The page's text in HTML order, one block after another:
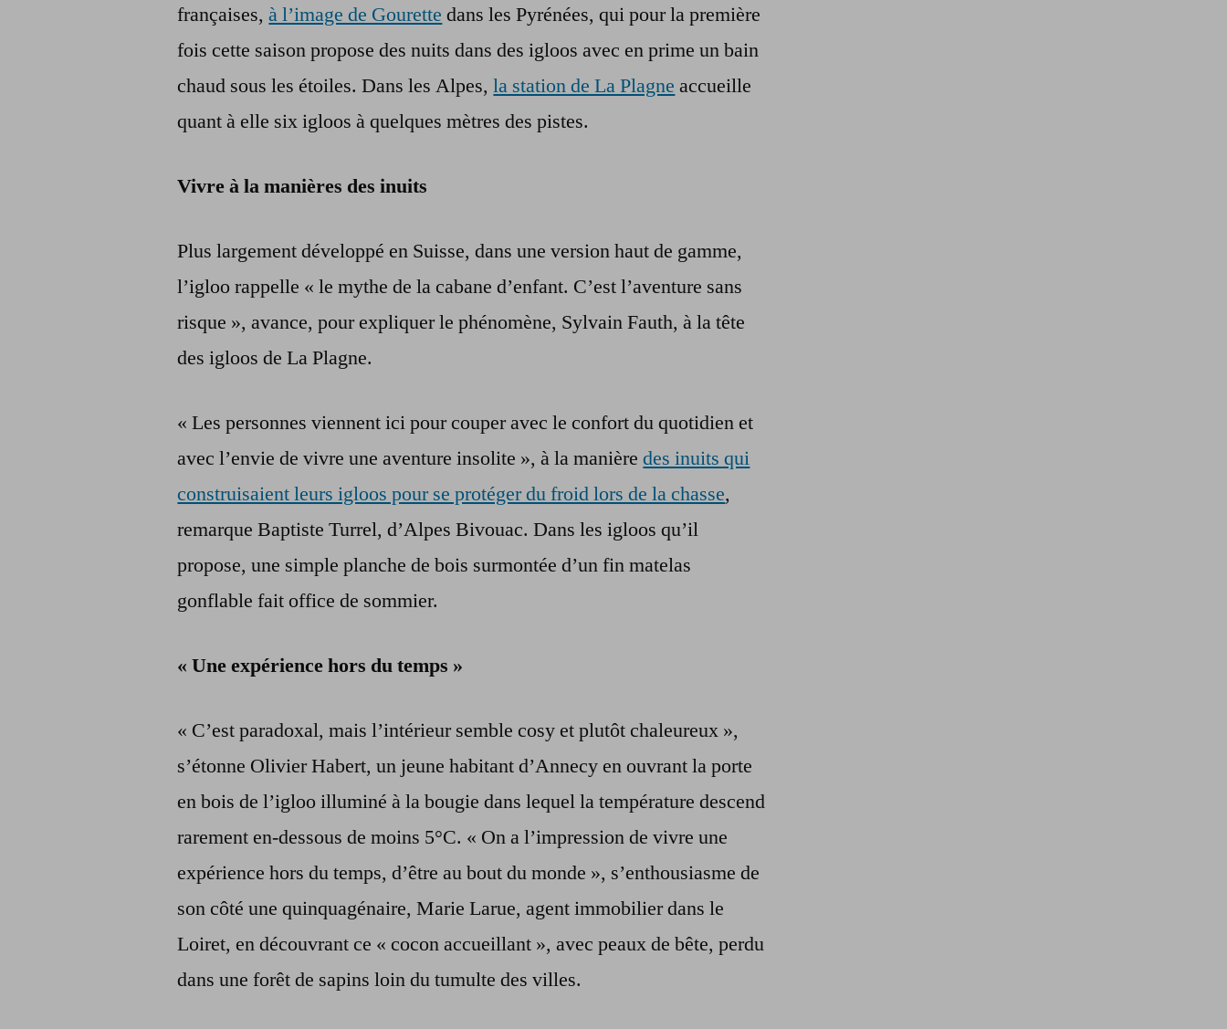
françaises,à l’image de Gourette dans les Pyrénées, qui pour la première
fois cette saison propose des nuits dans des igloos avec en prime un bain
chaud sous les étoiles. Dans les Alpes,la station de La Plagne accueille
quant à elle six igloos à quelques mètres des pistes.
Vivre à la manières des inuits
Plus largement développé en Suisse, dans une version haut de gamme,
l’igloo rappelle « le mythe de la cabane d’enfant. C’est l’aventure sans
risque », avance, pour expliquer le phénomène, Sylvain Fauth, à la tête
des igloos de La Plagne.
« Les personnes viennent ici pour couper avec le confort du quotidien et
avec l’envie de vivre une aventure insolite », à la manièredes inuits qui
construisaient leurs igloos pour se protéger du froid lors de la chasse,
remarque Baptiste Turrel, d’Alpes Bivouac. Dans les igloos qu’il
propose, une simple planche de bois surmontée d’un fin matelas
gonflable fait office de sommier.
« Une expérience hors du temps »
« C’est paradoxal, mais l’intérieur semble cosy et plutôt chaleureux »,
s’étonne Olivier Habert, un jeune habitant d’Annecy en ouvrant la porte
en bois de l’igloo illuminé à la bougie dans lequel la température descend
rarement en-dessous de moins 5°C. « On a l’impression de vivre une
expérience hors du temps, d’être au bout du monde », s’enthousiasme de
son côté une quinquagénaire, Marie Larue, agent immobilier dans le
Loiret, en découvrant ce « cocon accueillant », avec peaux de bête, perdu
dans une forêt de sapins loin du tumulte des villes.